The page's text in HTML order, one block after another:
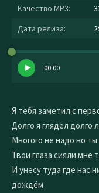
Качество MP3:
Дата релиза:
00:00
Я тебя заметил с
Долго я глядел долго
Многого не надо но
Твои глаза сияли мне
И унесу туда где нас
дождём